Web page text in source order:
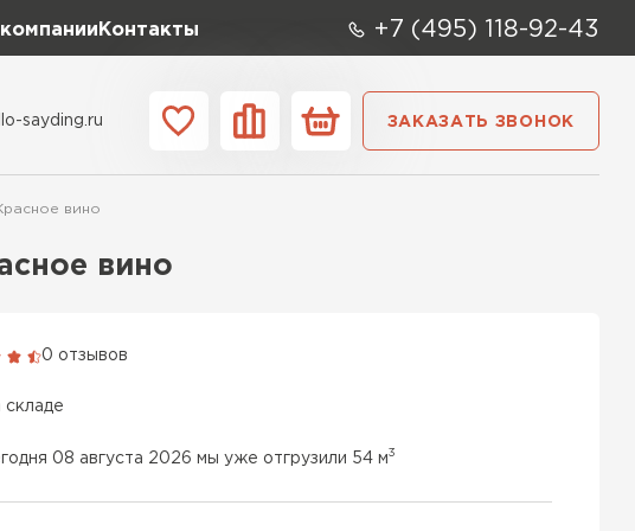
Контакты +7 (495) 118-92-43
sayding.ru ЗАКАЗАТЬ ЗВОНОК
вино
вино
0 отзывов
складе
08 августа 2026 мы уже отгрузили 54 м3